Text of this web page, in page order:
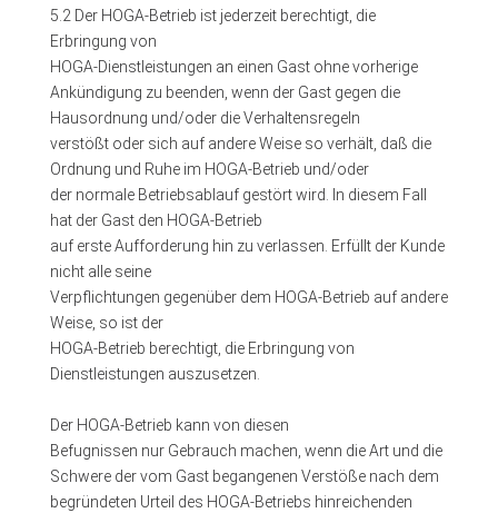
5.2 Der HOGA-Betrieb ist jederzeit berechtigt, die
Erbringung von
HOGA-Dienstleistungen an einen Gast ohne vorherige
Ankündigung zu beenden, wenn der Gast gegen die
Hausordnung und/oder die Verhaltensregeln
verstößt oder sich auf andere Weise so verhält, daß die
Ordnung und Ruhe im HOGA-Betrieb und/oder
der normale Betriebsablauf gestört wird. In diesem Fall
hat der Gast den HOGA-Betrieb
auf erste Aufforderung hin zu verlassen. Erfüllt der Kunde
nicht alle seine
Verpflichtungen gegenüber dem HOGA-Betrieb auf andere
Weise, so ist der
HOGA-Betrieb berechtigt, die Erbringung von
Dienstleistungen auszusetzen.
Der HOGA-Betrieb kann von diesen
Befugnissen nur Gebrauch machen, wenn die Art und die
Schwere der vom Gast begangenen Verstöße nach dem
begründeten Urteil des HOGA-Betriebs hinreichenden